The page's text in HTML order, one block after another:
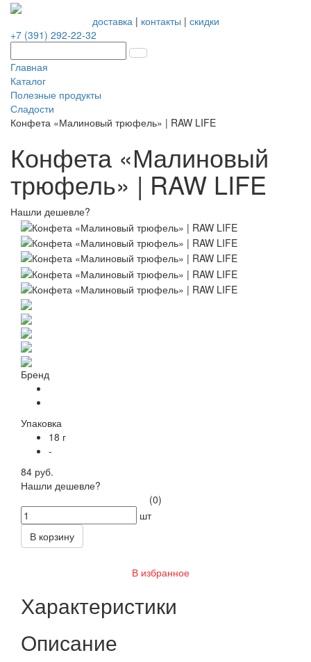
доставка| контакты | скидки
+7 (391) 292-22-32
Главная
Каталог
Полезные продукты
Сладости
Конфета «Малиновый трюфель» | RAW LIFE
Конфета «Малиновый
трюфель» | RAW LIFE
Нашли дешевле?
Бренд
Упаковка
18 г
-
84 руб.
Нашли дешевле?
(0)
шт
В корзину
В избранное
Характеристики
Описание